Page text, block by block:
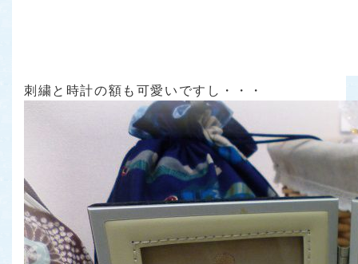
刺繍と時計の額も可愛いですし・・・